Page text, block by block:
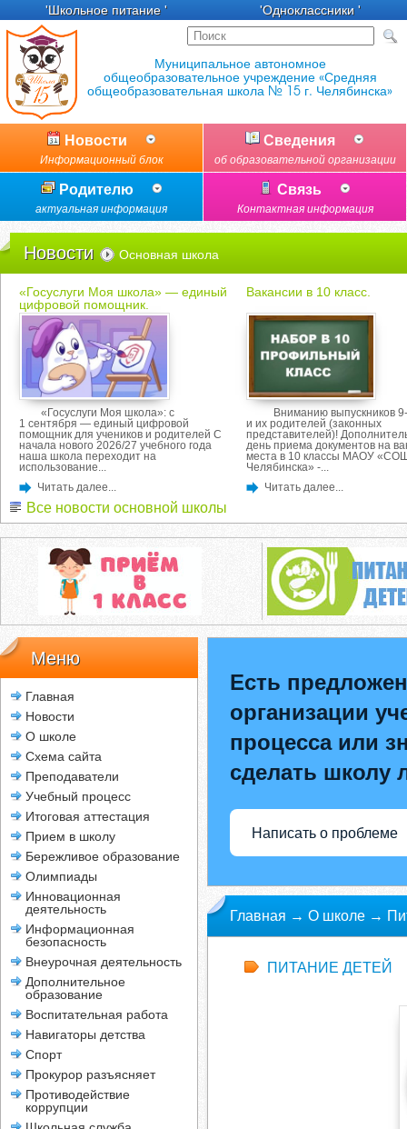
'Школьное питание ' 'Одноклассники '
Новости
Информационный блок
Сведения
об образовательной организации
Родителю
актуальная информация
Связь
Контактная информация
Новости Основная школа
«Госуслуги Моя школа» — единый
цифровой помощник.
«Госуслуги Моя школа»: с
1 сентября — единый цифровой
помощник для учеников и родителей С
начала нового 2026/27 учебного года
наша школа переходит на
использование...
Читать далее...
Вакансии в 10 класс.
Вниманию выпускников 9-
и их родителей (законных
представителей)!
день приема документов на
места в 10 классы МАОУ
Челябинска» -...
Читать далее...
Все новости основной школы
Меню
Главная
Новости
О школе
Схема сайта
Преподаватели
Учебный процесс
Итоговая аттестация
Прием в школу
Бережливое образование
Олимпиады
Инновационная
деятельность
Информационная
безопасность
Внеурочная деятельность
Дополнительное
образование
Воспитательная работа
Навигаторы детства
Спорт
Прокурор разъясняет
Противодействие
коррупции
Есть
организации
процесса или
сделать школу
Написать о проблеме
Главная → О школе →
ПИТАНИЕ ДЕТЕЙ